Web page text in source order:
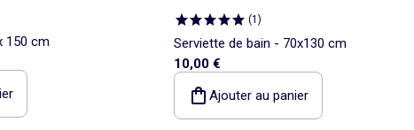
150 cm
(1 )
Serviette de bain - 70x130 cm
10,00 €
Ajouter au panier